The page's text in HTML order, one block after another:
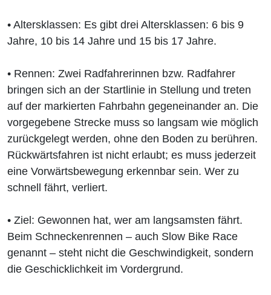
• Altersklassen: Es gibt drei Altersklassen: 6 bis 9
Jahre, 10 bis 14 Jahre und 15 bis 17 Jahre.
• Rennen: Zwei Radfahrerinnen bzw. Radfahrer
bringen sich an der Startlinie in Stellung und treten
auf der markierten Fahrbahn gegeneinander an. Die
vorgegebene Strecke muss so langsam wie möglich
zurückgelegt werden, ohne den Boden zu berühren.
Rückwärtsfahren ist nicht erlaubt; es muss jederzeit
eine Vorwärtsbewegung erkennbar sein. Wer zu
schnell fährt, verliert.
• Ziel: Gewonnen hat, wer am langsamsten fährt.
Beim Schneckenrennen – auch Slow Bike Race
genannt – steht nicht die Geschwindigkeit, sondern
die Geschicklichkeit im Vordergrund.